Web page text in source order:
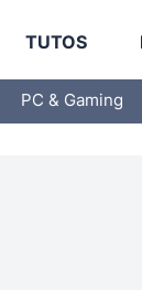
TUTOS
PC & Gaming